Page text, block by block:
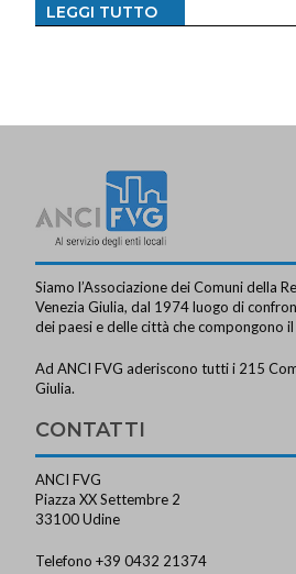
LEGGI TUTTO
Siamo l’Associazione dei Comuni della
Venezia Giulia, dal 1974 luogo di
dei paesi e delle città che compongono
Ad ANCI FVG aderiscono tutti i 215
Giulia.
CONTATTI
ANCI FVG
Piazza XX Settembre 2
33100 Udine
Telefono +39 0432 21374